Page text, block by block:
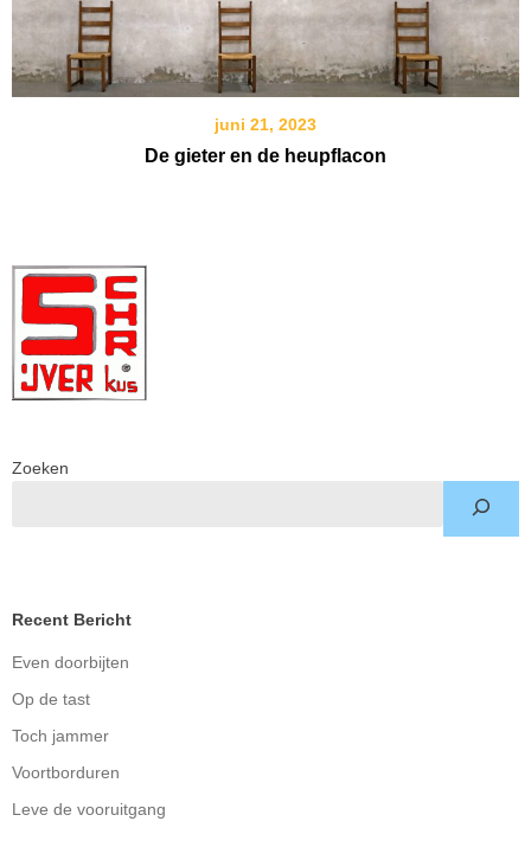
juni 21, 2023
De gieter en de heupflacon
Zoeken
Recent Bericht
Even doorbijten
Op de tast
Toch jammer
Voortborduren
Leve de vooruitgang